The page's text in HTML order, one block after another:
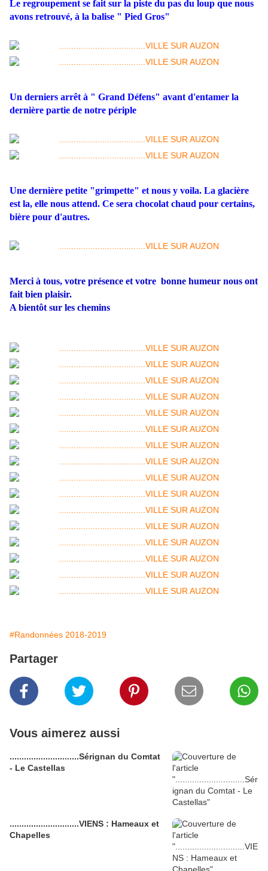
Le regroupement se fait sur la piste du pas du loup que nous
avons retrouvé, à la balise " Pied Gros"
Un derniers arrêt à " Grand Défens" avant d'entamer la
dernière partie de notre périple
Une dernière petite "grimpette" et nous y voila. La glacière
est la, elle nous attend. Ce sera chocolat chaud pour certains,
bière pour d'autres.
Merci à tous, votre présence et votre bonne humeur nous ont
fait bien plaisir.
A bientôt sur les chemins
#Randonnées 2018-2019
Partager
Vous aimerez aussi
.............................Sérignan du Comtat
- Le Castellas
.............................VIENS : Hameaux et
Chapelles